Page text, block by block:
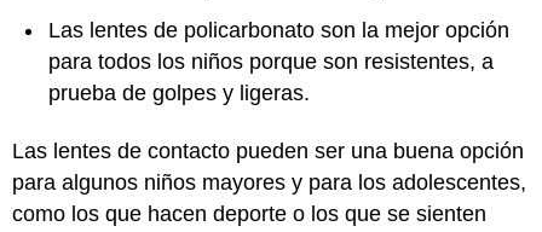
Las lentes de policarbonato son la mejor opción
para todos los niños porque son resistentes, a
prueba de golpes y ligeras.
Las lentes de contacto pueden ser una buena opción
para algunos niños mayores y para los adolescentes,
como los que hacen deporte o los que se sienten